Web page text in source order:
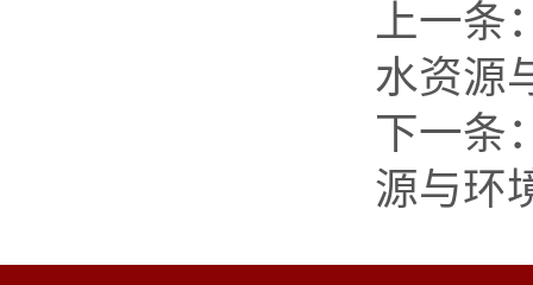
上一条
水资源
下一条
源与环